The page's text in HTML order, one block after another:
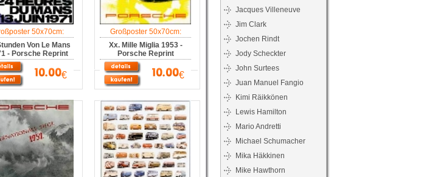
50x70cm:
Von Le Mans
- Porsche Reprint
€
Großposter 50x70cm:
Xx. Mille Miglia 1953 -
Porsche Reprint
€
Jacques Villeneuve
Jim Clark
Jochen Rindt
Jody Scheckter
John Surtees
Juan Manuel Fangio
Kimi Räikkönen
Lewis Hamilton
Mario Andretti
Michael Schumacher
Mika Häkkinen
Mike Hawthorn